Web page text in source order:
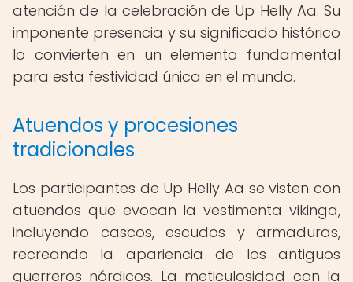
atención de la celebración de Up Helly Aa. Su
imponente presencia y su significado histórico
lo convierten en un elemento fundamental
para esta festividad única en el mundo.
Atuendos y procesiones
tradicionales
Los participantes de Up Helly Aa se visten con
atuendos que evocan la vestimenta vikinga,
incluyendo cascos, escudos y armaduras,
recreando la apariencia de los antiguos
guerreros nórdicos. La meticulosidad con la